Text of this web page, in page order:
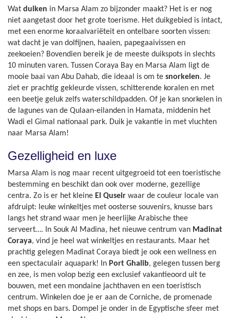
Wat duiken in Marsa Alam zo bijzonder maakt? Het is er nog
niet aangetast door het grote toerisme. Het duikgebied is intact,
met een enorme koraalvariëteit en ontelbare soorten vissen:
wat dacht je van dolfijnen, haaien, papegaaivissen en
zeekoeien? Bovendien bereik je de meeste duikspots in slechts
10 minuten varen. Tussen Coraya Bay en Marsa Alam ligt de
mooie baai van Abu Dahab, die ideaal is om te snorkelen. Je
ziet er prachtig gekleurde vissen, schitterende koralen en met
een beetje geluk zelfs waterschildpadden. Of je kan snorkelen in
de lagunes van de Qulaan-eilanden in Hamata, middenin het
Wadi el Gimal nationaal park. Duik je vakantie in met vluchten
naar Marsa Alam!
Gezelligheid en luxe
Marsa Alam is nog maar recent uitgegroeid tot een toeristische
bestemming en beschikt dan ook over moderne, gezellige
centra. Zo is er het kleine El Quseir waar de couleur locale van
afdruipt: leuke winkeltjes met oosterse souvenirs, knusse bars
langs het strand waar men je heerlijke Arabische thee
serveert…. In Souk Al Madina, het nieuwe centrum van Madinat
Coraya, vind je heel wat winkeltjes en restaurants. Maar het
prachtig gelegen Madinat Coraya biedt je ook een wellness en
een spectaculair aquapark! In Port Ghalib, gelegen tussen berg
en zee, is men volop bezig een exclusief vakantieoord uit te
bouwen, met een mondaine jachthaven en een toeristisch
centrum. Winkelen doe je er aan de Corniche, de promenade
met shops en bars. Dompel je onder in de Egyptische sfeer met